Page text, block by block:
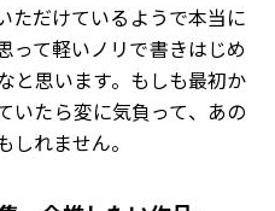
ただけているようで本当に
って軽いノリで書きはじめ
と思います。もしも最初か
いたら変に気負って、あの
れません。